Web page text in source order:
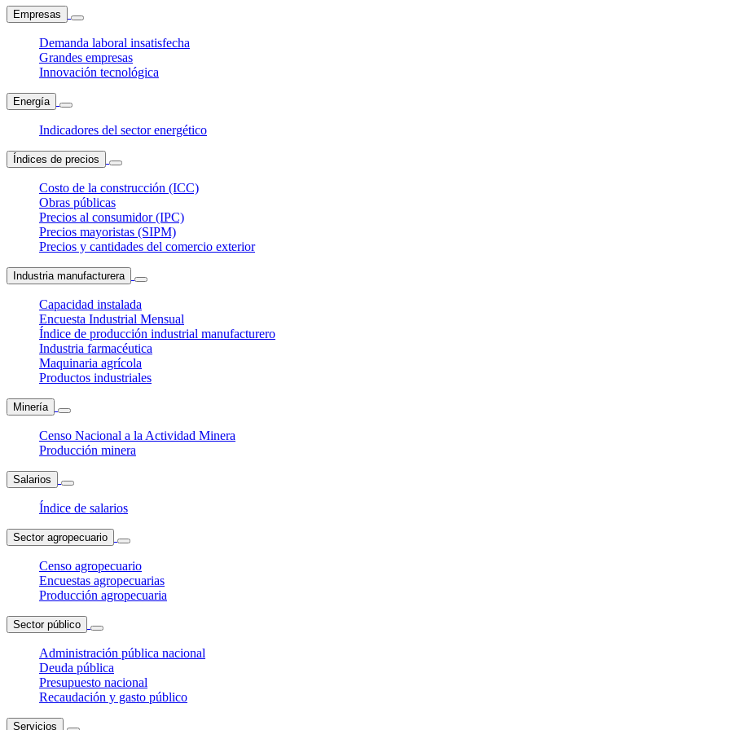
Empresas
Demanda laboral insatisfecha
Grandes empresas
Innovación tecnológica
Energía
Indicadores del sector energético
Índices de precios
Costo de la construcción (ICC)
Obras públicas
Precios al consumidor (IPC)
Precios mayoristas (SIPM)
Precios y cantidades del comercio exterior
Industria manufacturera
Capacidad instalada
Encuesta Industrial Mensual
Índice de producción industrial manufacturero
Industria farmacéutica
Maquinaria agrícola
Productos industriales
Minería
Censo Nacional a la Actividad Minera
Producción minera
Salarios
Índice de salarios
Sector agropecuario
Censo agropecuario
Encuestas agropecuarias
Producción agropecuaria
Sector público
Administración pública nacional
Deuda pública
Presupuesto nacional
Recaudación y gasto público
Servicios